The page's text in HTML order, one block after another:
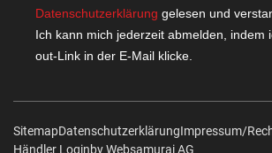
Datenschutzerklärung gelesen und
Ich kann mich jederzeit abmelden, indem
out-Link in der E-Mail klicke.
SitemapDatenschutzerklärungImpressum/
Händler Loginby Web­sa­mu­rai AG